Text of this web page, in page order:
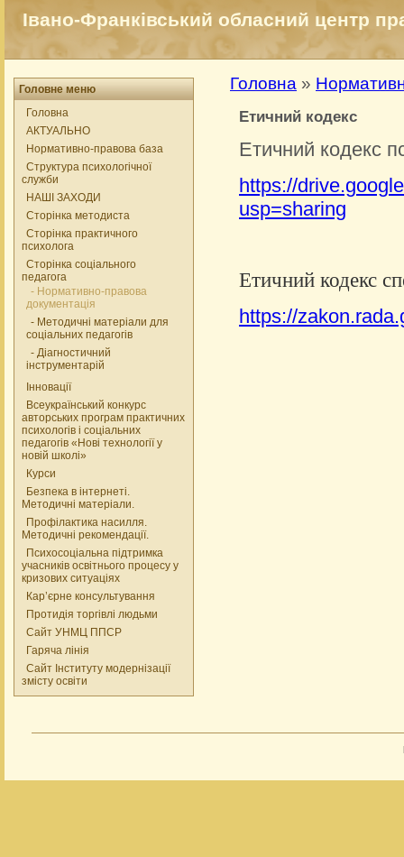
Івано-Франківський обласний центр
Головне меню
Головна
АКТУАЛЬНО
Нормативно-правова база
Структура психологічної
служби
НАШІ ЗАХОДИ
Сторінка методиста
Сторінка практичного
психолога
Сторінка соціального
педагога
- Нормативно-правова
документація
- Методичні матеріали для
соціальних педагогів
- Діагностичний
інструментарій
Інновації
Всеукраїнський конкурс
авторських програм практичних
психологів і соціальних
педагогів «Нові технології у
новій школі»
Курси
Безпека в інтернеті.
Методичні матеріали.
Профілактика насилля.
Методичні рекомендації.
Психосоціальна підтримка
учасників освітнього процесу у
кризових ситуаціях
Кар’єрне консультування
Протидія торгівлі людьми
Сайт УНМЦ ППСР
Гаряча лінія
Сайт Інституту модернізації
змісту освіти
Головна »
Етичний кодекс
Етичний кодекс
https://
usp=sharing
Етичний кодекс
https://